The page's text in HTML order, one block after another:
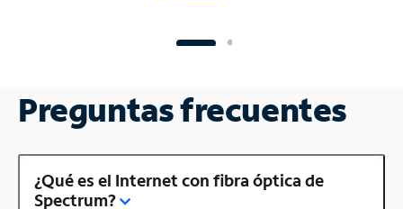
Preguntas frecuentes
¿Qué es el Internet con fibra óptica de
Spectrum?